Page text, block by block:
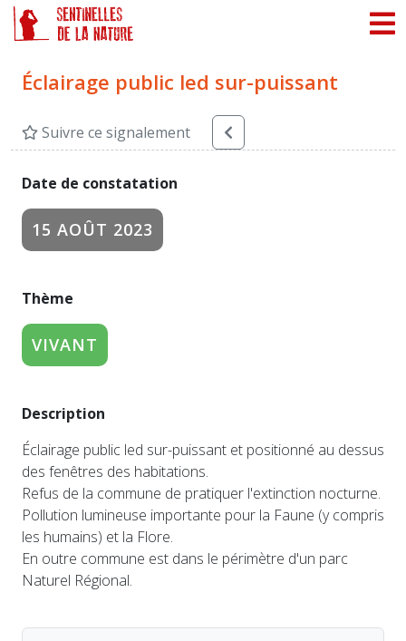
Éclairage public led sur-puissant
Suivre ce signalement
Date de constatation
15 AOÛT 2023
Thème
VIVANT
Description
Éclairage public led sur-puissant et positionné au dessus
des fenêtres des habitations.
Refus de la commune de pratiquer l'extinction nocturne.
Pollution lumineuse importante pour la Faune (y compris
les humains) et la Flore.
En outre commune est dans le périmètre d'un parc
Naturel Régional.
Panneau de gestion des cookies